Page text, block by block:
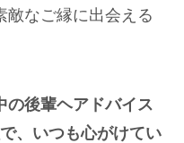
敵なご縁に出会える
後輩ヘアドバイス
、いつも心がけてい